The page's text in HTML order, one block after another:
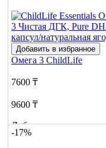
Добавить в избранное
Омега 3 ChildLife
7600 ₸
9600 ₸
Добавить в корзину
-17%